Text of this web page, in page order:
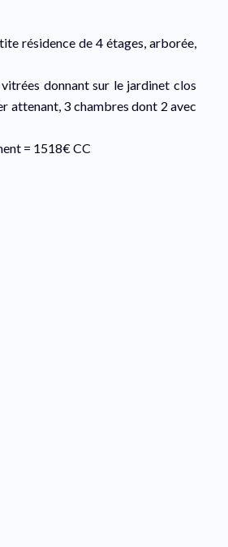
résidence de 4 étages, arborée,
donnant sur le jardinet clos
attenant, 3 chambres dont 2 avec
= 1518€ CC